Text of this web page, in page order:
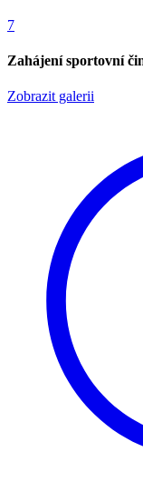
7
Zahájení sportovní
Zobrazit galerii